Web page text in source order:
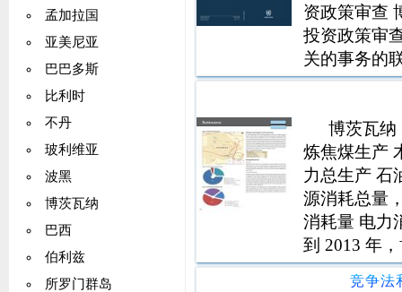
孟加拉国
亚美尼亚
巴巴多斯
比利时
不丹
玻利维亚
波黑
博茨瓦纳
巴西
伯利兹
所罗门群岛
资政策审查
投资政策审
关的事务的
和会议 本研
博茨瓦纳
炼焦煤生产
力总生产 石
源消耗总量
消耗量 电力
到 2013 年
2016) 根据
竞争法